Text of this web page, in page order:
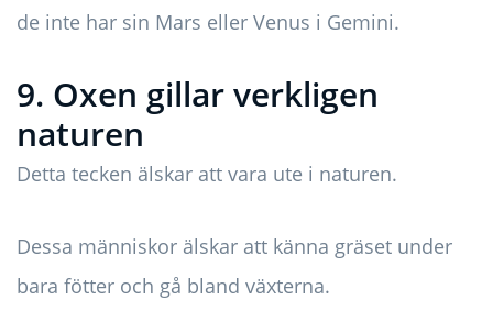
de inte har sin Mars eller Venus i Gemini.
9. Oxen gillar verkligen
naturen
Detta tecken älskar att vara ute i naturen.
Dessa människor älskar att känna gräset under
bara fötter och gå bland växterna.